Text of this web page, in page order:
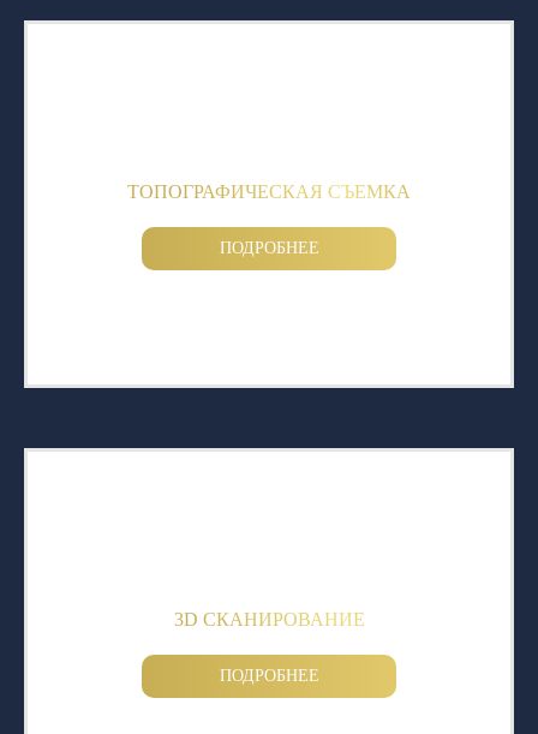
ТОПОГРАФИЧЕСКАЯ СЪЕМКА
ПОДРОБНЕЕ
3D СКАНИРОВАНИЕ
ПОДРОБНЕЕ